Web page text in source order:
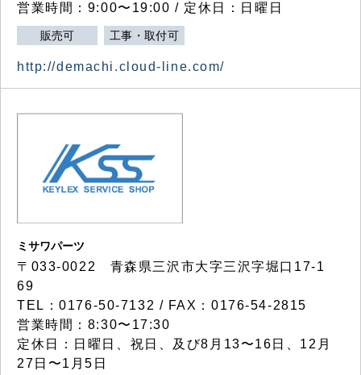
営業時間：9:00〜19:00 / 定休日：日曜日
販売可 工事・取付可
http://demachi.cloud-line.com/
ミサワパーツ
〒033-0022 青森県三沢市大字三沢字堀口17-1
69
TEL：0176-50-7132 / FAX：0176-54-2815
営業時間：8:30〜17:30
定休日：日曜日、祝日、及び8月13〜16日、12月
27日〜1月5日